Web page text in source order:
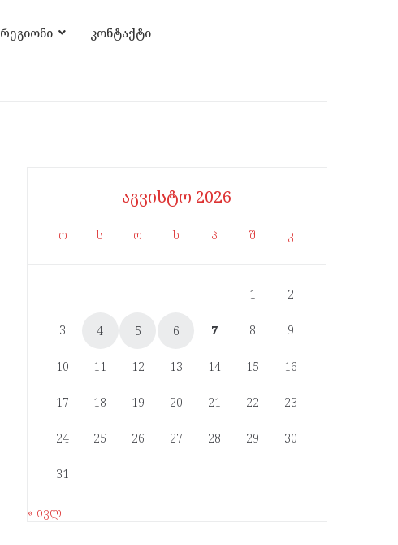
რეგიონი კონტაქტი
აგვისტო 2026
ო ს ო ხ პ შ კ
1 2
3 4 5 6 7 8 9
10 11 12 13 14 15 16
17 18 19 20 21 22 23
24 25 26 27 28 29 30
31
« ივლ